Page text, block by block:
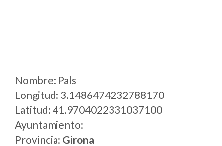
Nombre: Pals
Longitud: 3.1486474232788170
Latitud: 41.9704022331037100
Ayuntamiento:
Provincia: Girona